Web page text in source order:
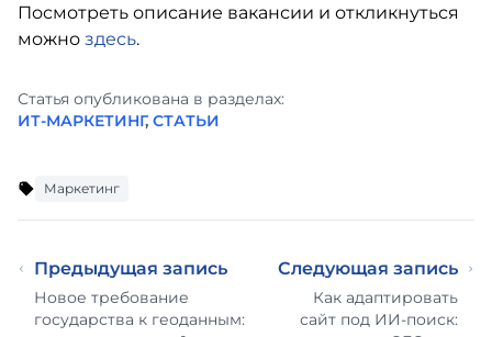
Посмотреть описание вакансии и откликнуться
можно здесь.
Статья опубликована в разделах:
ИТ-МАРКЕТИНГ, СТАТЬИ
Маркетинг
Предыдущая запись
Новое требование
государства к геоданным:
Следующая запись
Как адаптировать
сайт под ИИ-поиск: